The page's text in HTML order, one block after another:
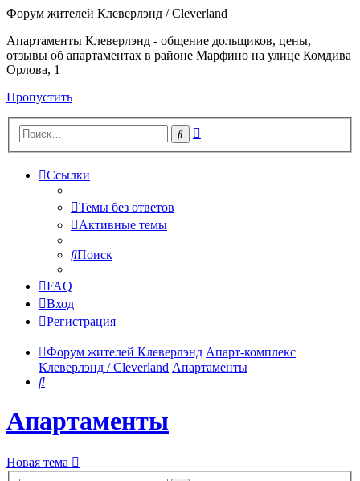
Форум жителей Клеверлэнд / Cleverland
Апартаменты Клеверлэнд - общение дольщиков, цены,
отзывы об апартаментах в районе Марфино на улице Комдива
Орлова, 1
Пропустить
Поиск
Ссылки
Темы без ответов
Активные темы
Поиск
FAQ
Вход
Регистрация
Форум жителей Клеверлэнд Апарт-комплекс
Клеверлэнд / Cleverland Апартаменты
Поиск
Апартаменты
Новая тема